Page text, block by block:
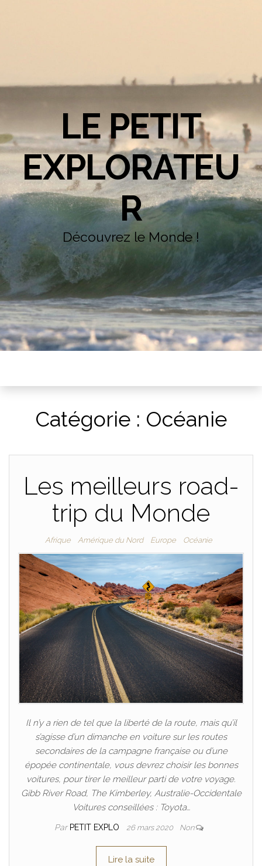
LE PETIT
EXPLORATEU
R
Découvrez le Monde !
Catégorie : Océanie
Les meilleurs road-
trip du Monde
Afrique Amérique du Nord Europe Océanie
Il n’y a rien de tel que la liberté de la route, mais qu’il
s’agisse d’un dimanche en voiture sur les routes
secondaires de la campagne française ou d’une
épopée continentale, vous devrez choisir les bonnes
voitures, pour tirer le meilleur parti de votre voyage.
Gibb River Road, The Kimberley, Australie-Occidentale
Voitures conseillées : Toyota…
Par PETIT EXPLO 26 mars 2020 Non
Lire la suite